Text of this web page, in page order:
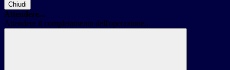
Chiudi
Attendere...
Attendere il completamento dell'operazione...